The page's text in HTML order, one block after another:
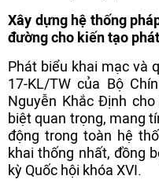
Xây dựng hệ thống
đường cho kiến tạo
Phát biểu khai mạc và
17-KL/TW của Bộ
Nguyễn Khắc Định
biệt quan trọng, mang
động trong toàn hệ
khai thống nhất, đồng
kỳ Quốc hội khóa XVI.